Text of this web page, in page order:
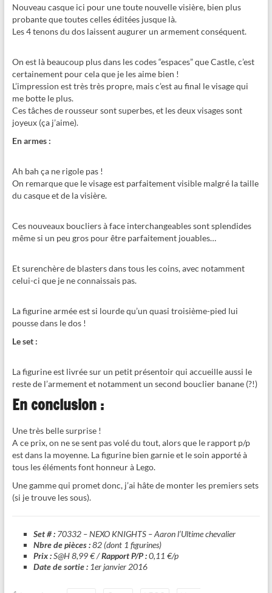
Nouveau casque ici pour une toute nouvelle visière, bien plus
probante que toutes celles éditées jusque là.
Les 4 tenons du dos laissent augurer un armement conséquent.
On est là beaucoup plus dans les codes “espaces” que Castle, c’est
certainement pour cela que je les aime bien !
L’impression est très très propre, mais c’est au final le visage qui
me botte le plus.
Ces tâches de rousseur sont superbes, et les deux visages sont
joyeux (ça j’aime).
En armes :
Ah bah ça ne rigole pas !
On remarque que le visage est parfaitement visible malgré la taille
du casque et de la visière.
Ces nouveaux boucliers à face interchangeables sont splendides
même si un peu gros pour être parfaitement jouables…
Et surenchère de blasters dans tous les coins, avec notamment
celui-ci que je ne connaissais pas.
La figurine armée est si lourde qu’un quasi troisième-pied lui
pousse dans le dos !
Le set :
La figurine est livrée sur un petit présentoir qui accueille aussi le
reste de l’armement et notamment un second bouclier banane (?!)
En conclusion :
Une très belle surprise !
A ce prix, on ne se sent pas volé du tout, alors que le rapport p/p
est dans la moyenne. La figurine bien garnie et le soin apporté à
tous les éléments font honneur à Lego.
Une gamme qui promet donc, j’ai hâte de monter les premiers sets
(si je trouve les sous).
Set # :70332 – NEXO KNIGHTS – Aaron l’Ultime chevalier
Nbre de pièces :82 (dont 1 figurines)
Prix :S@H 8,99 € /Rapport P/P :0,11 €/p
Date de sortie :1er janvier 2016